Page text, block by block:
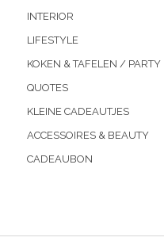
INTERIOR
LIFESTYLE
KOKEN & TAFELEN / PARTY
QUOTES
KLEINE CADEAUTJES
ACCESSOIRES & BEAUTY
CADEAUBON